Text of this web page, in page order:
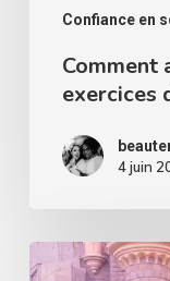
Confiance en
Comment
exercices
4 juin
Pourquoi